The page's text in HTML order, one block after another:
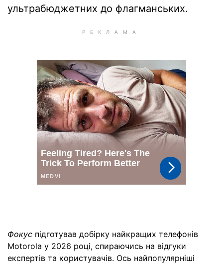
ультрабюджетних до флагманських.
Фокус підготував добірку найкращих телефонів
Motorola у 2026 році, спираючись на відгуки
експертів та користувачів. Ось найпопулярніші